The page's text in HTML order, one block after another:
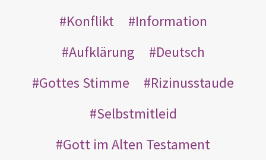
Konflikt
Information
Aufklärung
Deutsch
Gottes Stimme
Rizinusstaude
Selbstmitleid
Gott im Alten Testament